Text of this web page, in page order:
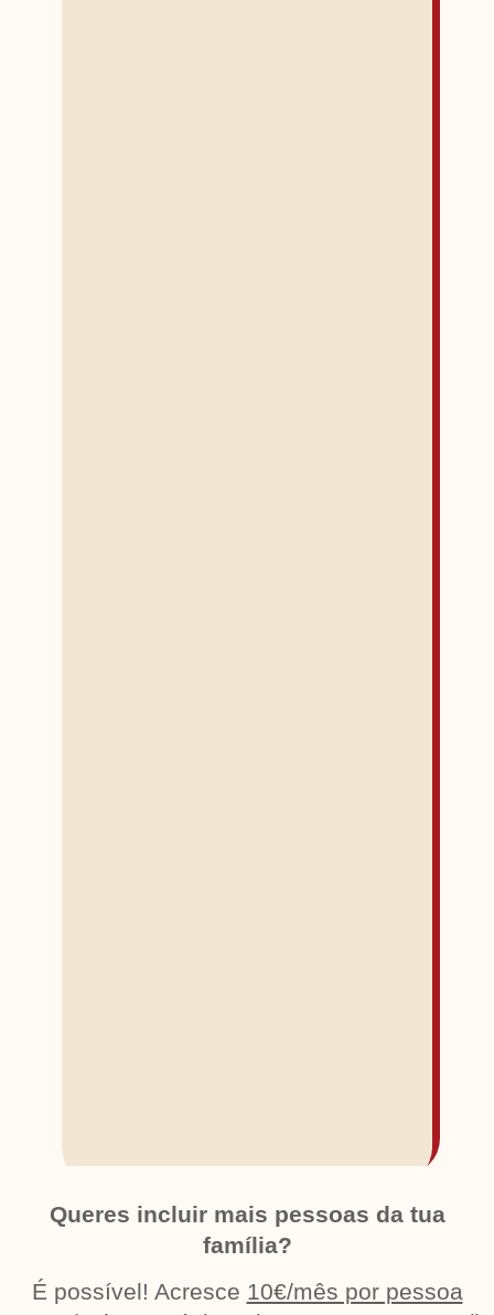
Queres incluir mais pessoas da tua
família?
É possível! Acresce 10€/mês por pessoa